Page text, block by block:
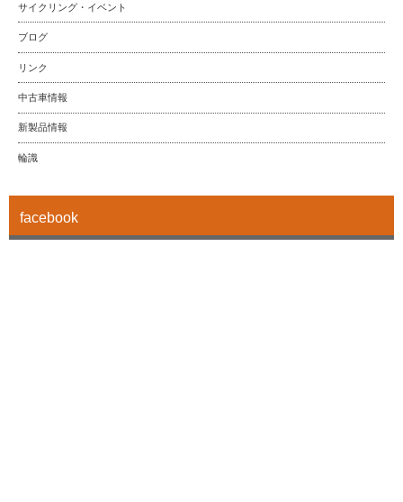
サイクリング・イベント
ブログ
リンク
中古車情報
新製品情報
輪識
facebook